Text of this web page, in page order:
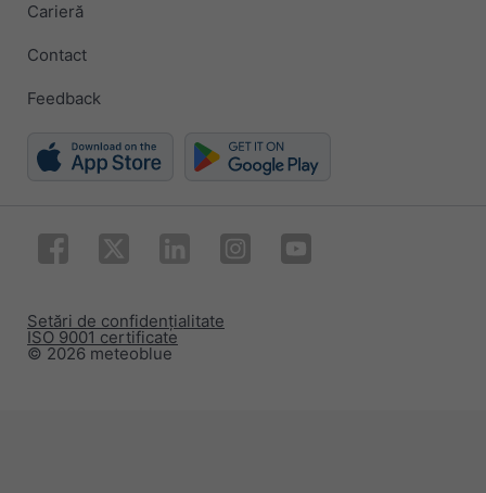
Carieră
Contact
Feedback
© 2026 meteoblue
ISO 9001 certificate
Setări de confidențialitate